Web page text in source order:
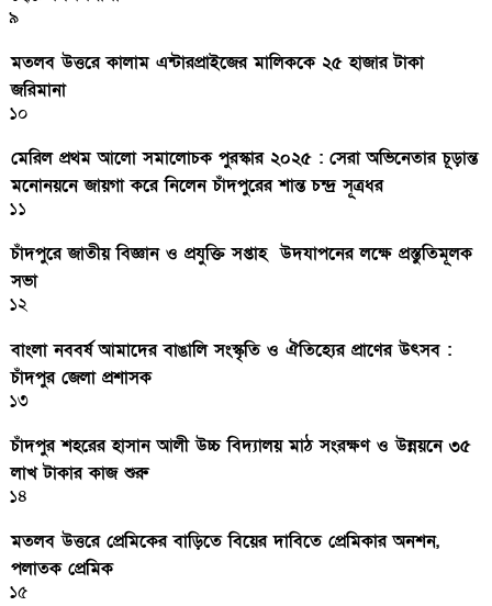
৯
মতলব উত্তরে কালাম এন্টারপ্রাইজের মালিককে ২৫ হাজার টাকা
জরিমানা
১০
মেরিল প্রথম আলো সমালোচক পুরস্কার ২০২৫ : সেরা অভিনেতার চূড়ান্ত
মনোনয়নে জায়গা করে নিলেন চাঁদপুরের শান্ত চন্দ্র সূত্রধর
১১
চাঁদপুরে জাতীয় বিজ্ঞান ও প্রযুক্তি সপ্তাহ উদযাপনের লক্ষে প্রস্তুতিমূলক
সভা
১২
বাংলা নববর্ষ আমাদের বাঙালি সংস্কৃতি ও ঐতিহ্যের প্রাণের উৎসব :
চাঁদপুর জেলা প্রশাসক
১৩
চাঁদপুর শহরের হাসান আলী উচ্চ বিদ্যালয় মাঠ সংরক্ষণ ও উন্নয়নে ৩৫
লাখ টাকার কাজ শুরু
১৪
মতলব উত্তরে প্রেমিকের বাড়িতে বিয়ের দাবিতে প্রেমিকার অনশন,
পলাতক প্রেমিক
১৫